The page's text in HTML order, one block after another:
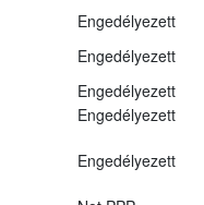
Engedélyezett
Engedélyezett
Engedélyezett
Engedélyezett
Engedélyezett